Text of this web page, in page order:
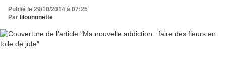
Publié le 29/10/2014 à 07:25
Par lilounonette